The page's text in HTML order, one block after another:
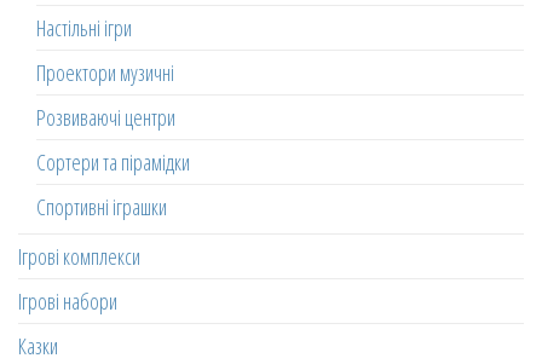
Настільні ігри
Проектори музичні
Розвиваючі центри
Сортери та пірамідки
Спортивні іграшки
Ігрові комплекси
Ігрові набори
Казки